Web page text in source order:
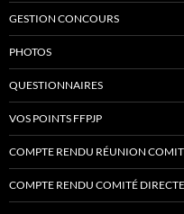
GESTION CONCOURS
PHOTOS
QUESTIONNAIRES
VOS POINTS FFPJP
COMPTE RENDU RÉUNION
COMPTE RENDU COMITÉ